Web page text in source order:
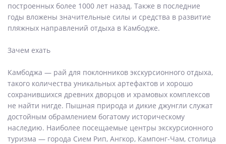
построенных более 1000 лет назад. Также в последние
годы вложены значительные силы и средства в развитие
пляжных направлений отдыха в Камбодже.
Зачем ехать
Камбоджа — рай для поклонников экскурсионного отдыха,
такого количества уникальных артефактов и хорошо
сохранившихся древних дворцов и храмовых комплексов
не найти нигде. Пышная природа и дикие джунгли служат
достойным обрамлением богатому историческому
наследию. Наиболее посещаемые центры экскурсионного
туризма — города Сием Рип, Ангкор, Кампонг-Чам, столица